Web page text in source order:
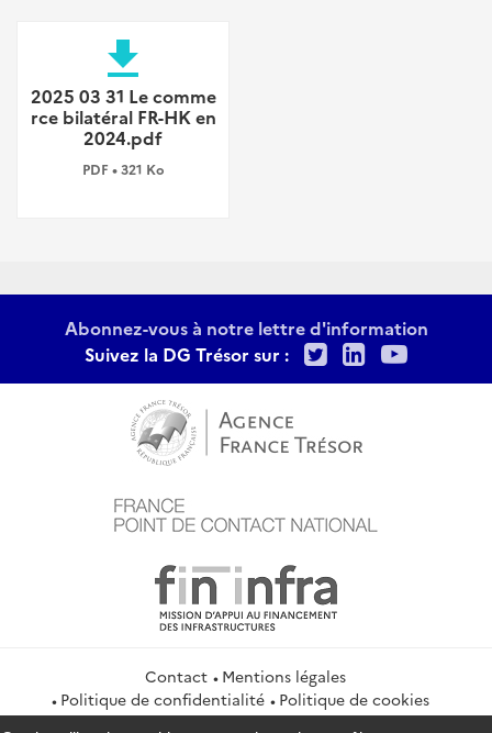
file_download
2025 03 31 Le comme
rce bilatéral FR-HK en
2024.pdf
PDF • 321 Ko
Abonnez-vous à notre lettre d'information
Suivez la DG Trésor sur :
TwitterLinkedIn
Contact
Mentions légales
Politique de confidentialité
Politique de cookies
Gestion des cookies